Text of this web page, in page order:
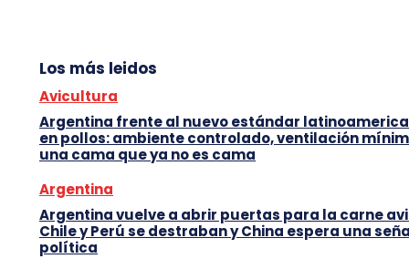
Los más leidos
Avicultura
Argentina frente al nuevo estándar
en pollos: ambiente controlado, ventilación
una cama que ya no es cama
Argentina
Argentina vuelve a abrir puertas para la carne
Chile y Perú se destraban y China espera una
política